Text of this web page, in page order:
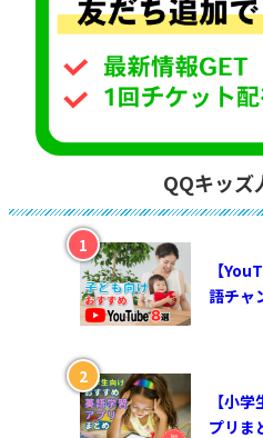
QQキッズ
【
語チャ
【小
プリま